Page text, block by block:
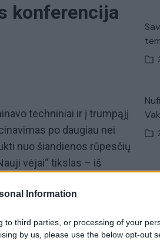
Information
to third parties, or processing of your
by us, please use the below opt-out
konferencija
techniniai ir į trumpąjį
po daugiau nei
nuo šiandienos rūpesčių
vėjai“ tikslas – iš
dabartinės mūsų šalies
ir centro dešinės
Apmokėta iš TS-
V.